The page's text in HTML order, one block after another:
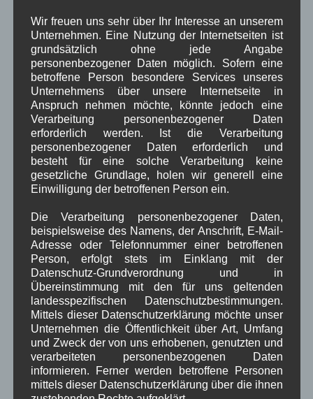
Nord-Ostsee-Sparkasse (NOSPA)
IBAN: DE03 2175 0000 0045 0013 77
BIC: NOLADE21NOS
Suchen
SUCHEN
Aktuelle Posts
Termine 2026
Schöne Weihnachten und ein gutes neues Jahr
Tidenkalender 2026
Stege aus dem Wasser – bei bestem Herbstwetter
Schiffe aus dem Wasser – Saisonende eingeläutet
Aktuelle Kommentare
Es sind keine Kommentare vorhanden.
Wir freuen uns sehr über Ihr Interesse an unserem
Unternehmen. Eine Nutzung der Internetseiten ist
grundsätzlich ohne jede Angabe
personenbezogener Daten möglich. Sofern eine
betroffene Person besondere Services unseres
Unternehmens über unsere Internetseite in
Anspruch nehmen möchte, könnte jedoch eine
Verarbeitung personenbezogener Daten
erforderlich werden. Ist die Verarbeitung
personenbezogener Daten erforderlich und
besteht für eine solche Verarbeitung keine
gesetzliche Grundlage, holen wir generell eine
Einwilligung der betroffenen Person ein.
Die Verarbeitung personenbezogener Daten,
beispielsweise des Namens, der Anschrift, E-Mail-
Adresse oder Telefonnummer einer betroffenen
Person, erfolgt stets im Einklang mit der
Datenschutz-Grundverordnung und in
Übereinstimmung mit den für uns geltenden
landesspezifischen Datenschutzbestimmungen.
Mittels dieser Datenschutzerklärung möchte unser
Unternehmen die Öffentlichkeit über Art, Umfang
und Zweck der von uns erhobenen, genutzten und
verarbeiteten personenbezogenen Daten
informieren. Ferner werden betroffene Personen
mittels dieser Datenschutzerklärung über die ihnen